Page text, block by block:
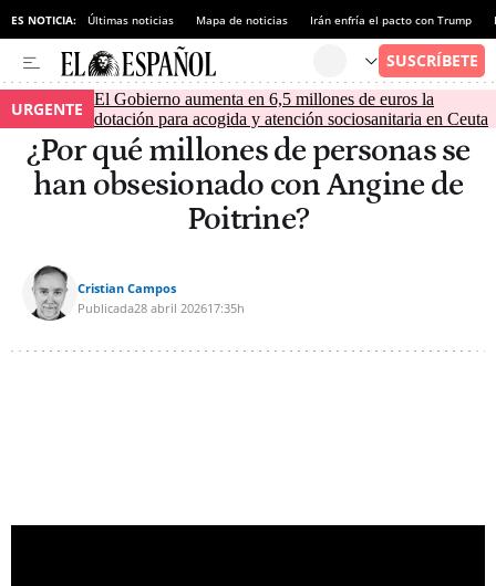
ES NOTICIA: Últimas noticias Mapa de noticias Irán enfría el pacto con Trump
URGENTE
El Gobierno aumenta en 6,5 millones de euros la
dotación para acogida y atención sociosanitaria en Ceuta
¿Por qué millones de personas se
han obsesionado con Angine de
Poitrine?
Cristian Campos
Publicada28 abril 202617:35h